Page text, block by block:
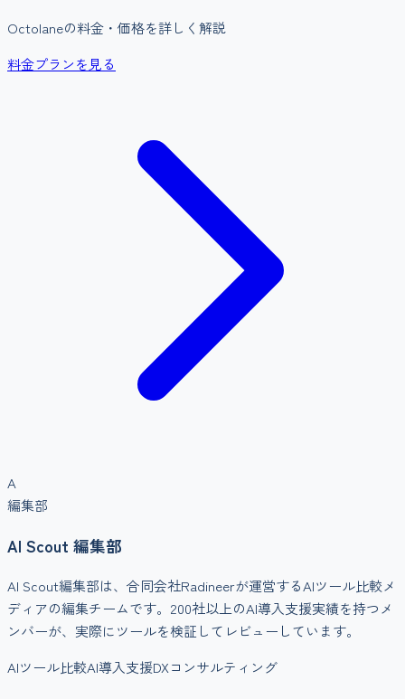
Octolaneの料金・価格を詳しく解説
料金プランを見る
A
編集部
AI Scout 編集部
AI Scout編集部は、合同会社Radineerが運営するAIツール比較メ
ディアの編集チームです。200社以上のAI導入支援実績を持つメ
ンバーが、実際にツールを検証してレビューしています。
AIツール比較AI導入支援DXコンサルティング